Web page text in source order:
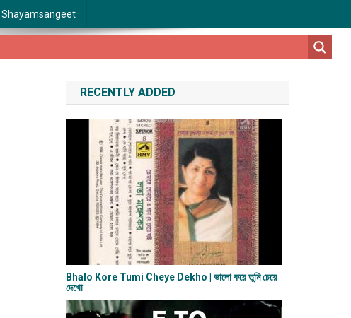
Shayamsangeet
RECENTLY ADDED
Bhalo Kore Tumi Cheye Dekho | ভালো করে তুমি চেয়ে
দেখো